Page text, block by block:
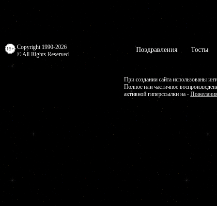
Copyright 1990-2026
© All Rights Reserved.
Поздравления Тосты
При создании сайта использованы
Полное или частичное
активной гиперссылки на -